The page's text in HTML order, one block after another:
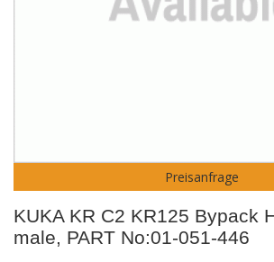
Preisanfrage
KUKA KR C2 KR125 Bypack
male, PART No:01-051-446